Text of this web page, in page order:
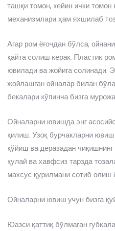
ташқи томон, кейин ички
механизмлари ҳам яхшилаб
Агар ром ёғочдан бўлса,
қайта солиш керак. Пластик
ювилади ва жойига солинади.
жойлашган ойналар билан
бекалари кўпинча бизга
Ойналарни ювишда энг
қилиш. Узоқ бурчакларни
қўйиш ва деразадан
қулай ва хавфсиз тарзда
махсус қурилмани сотиб олиш
Ойналарни ювиш учун бизга
Юазси қаттиқ бўлмаган